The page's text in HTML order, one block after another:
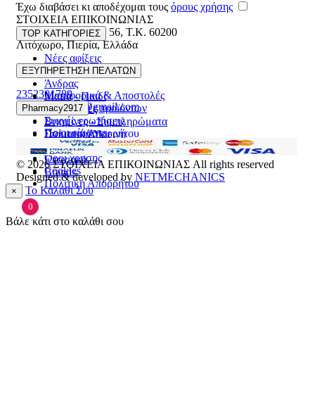
Έχω διαβάσει κι αποδέχομαι τους όρους χρήσης
ΣΤΟΙΧΕΙΑ ΕΠΙΚΟΙΝΩΝΙΑΣ
Βασ. Κωνσταντίνου 56, T.K. 60200
Λιτόχωρο,Πιερία,Ελλάδα
ΓΕΜΗ:165892448000
2352301789
pharmacy2917@gmail.com
TOP ΚΑΤΗΓΟΡΙΕΣ
Νέες αφίξεις
Γυναίκα
Άνδρας
Μαμά - Παιδί
Προσφορές
Βιταμίνες - Συμπληρώματα
Στοματική Υγιεινή
Πρόσωπο
Εποχιακά
Brands
ΕΞΥΠΗΡΕΤΗΣΗ ΠΕΛΑΤΩΝ
Μεταφορικά & Αποστολές
Επιστροφές προϊόντων
Συχνές ερωτήσεις
Πολιτική Απορρήτου
Pharmacy2917
Ποιοι είμαστε
Επικοινωνία
Όροι χρήσης
Cookies
Πολιτική Απορρήτου
© 2026ΣΤΟΙΧΕΙΑ ΕΠΙΚΟΙΝΩΝΙΑΣ All rights reserved
Designed & developed by NETMECHANICS
× Το Καλάθι Σου
0
Βάλε κάτι στο καλάθι σου